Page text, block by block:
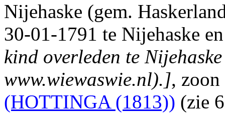
Nijehaske (gem.
30-01-1791 te Nijehaske
kind overleden te
www.wiewaswie.nl).],
(HOTTINGA (1813)) (zie